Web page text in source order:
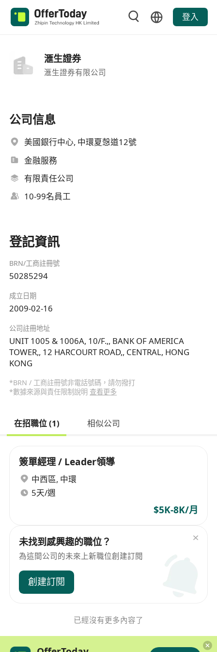
登入
滙生證券
滙生證券有限公司
公司信息
美國銀行中心, 中環夏愨道12號
金融服務
有限責任公司
10-99名員工
登記資訊
BRN/工商註冊號
50285294
成立日期
2009-02-16
公司註冊地址
UNIT 1005 & 1006A, 10/F.,, BANK OF AMERICA
TOWER,, 12 HARCOURT ROAD,, CENTRAL, HONG
KONG
*BRN / 工商註冊號非電話號碼，請勿撥打
*數據來源與責任限制說明 查看更多
在招職位 (1) 相似公司
簽單經理 / Leader領導
中西區, 中環
5天/週
$5K-8K/月
未找到感興趣的職位？
為這間公司的未來上新職位創建訂閱
創建訂閱
已經沒有更多內容了